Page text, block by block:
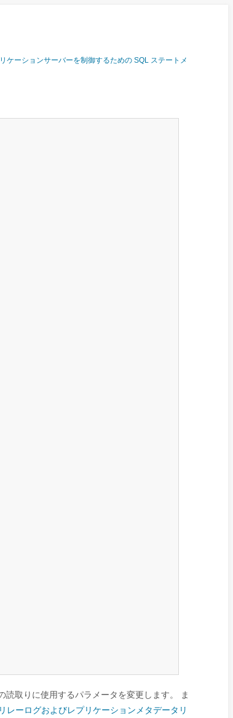
ケーションサーバーを制御するための SQL ステートメ
取りに使用するパラメータを変更します。 ま
レーログおよびレプリケーションメタデータリ